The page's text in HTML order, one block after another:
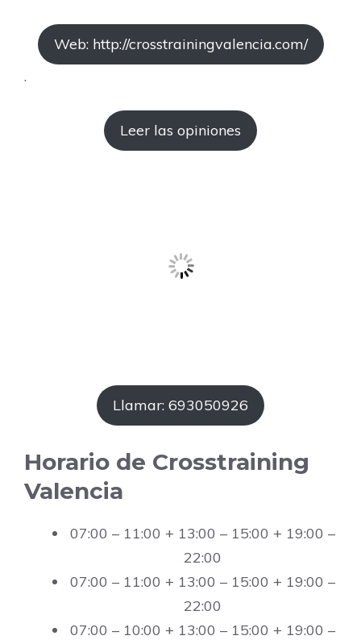
Web: http://crosstrainingvalencia.com/
.
Leer las opiniones
Llamar: 693050926
Horario de Crosstraining
Valencia
07:00 – 11:00 + 13:00 – 15:00 + 19:00 –
22:00
07:00 – 11:00 + 13:00 – 15:00 + 19:00 –
22:00
07:00 – 10:00 + 13:00 – 15:00 + 19:00 –